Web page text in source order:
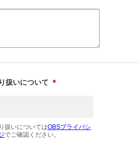
扱いについて ＊
扱いについてはOBSプライバシ
でご確認ください。